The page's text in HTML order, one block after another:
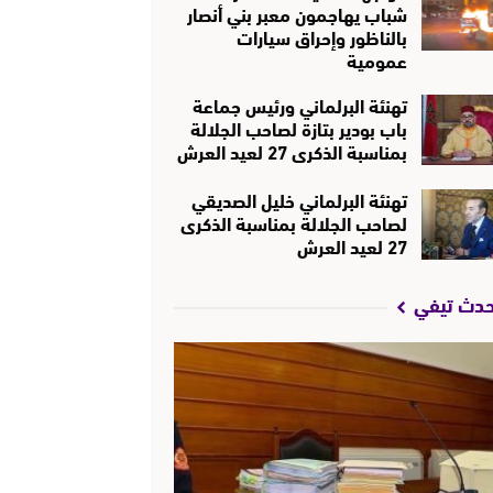
شباب يهاجمون معبر بني أنصار
بالناظور وإحراق سيارات
عمومية
تهنئة البرلماني ورئيس جماعة
باب بودير بتازة لصاحب الجلالة
بمناسبة الذكرى 27 لعيد العرش
تهنئة البرلماني خليل الصديقي
لصاحب الجلالة بمناسبة الذكرى
27 لعيد العرش
تيفي